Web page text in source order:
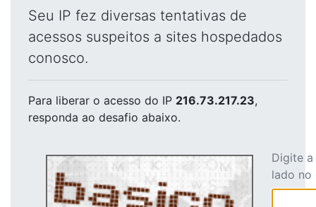
Seu IP fez diversas tentativas de
acessos suspeitos a sites hospedados
conosco.
Para liberar o acesso do IP 216.73.217.23,
responda ao desafio abaixo.
Digite
lado no